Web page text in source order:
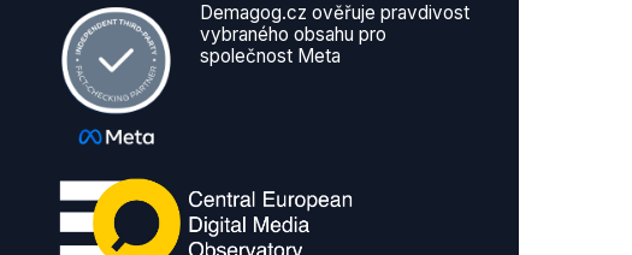
Demagog.cz ověřuje pravdivost
vybraného obsahu pro
společnost Meta